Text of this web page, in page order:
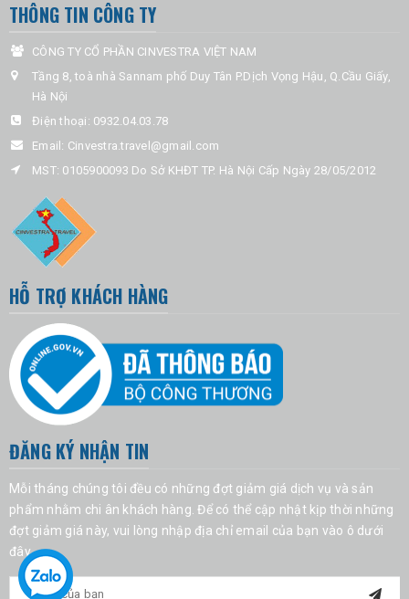
THÔNG TIN CÔNG TY
CÔNG TY CỔ PHẦN CINVESTRA VIỆT NAM
Tầng 8, toà nhà Sannam phố Duy Tân P.Dịch Vọng Hậu, Q.Cầu Giấy,
Hà Nội
Điện thoại: 0932.04.03.78
Email: Cinvestra.travel@gmail.com
MST: 0105900093 Do Sở KHĐT TP. Hà Nội Cấp Ngày 28/05/2012
HỖ TRỢ KHÁCH HÀNG
ĐĂNG KÝ NHẬN TIN
Mỗi tháng chúng tôi đều có những đợt giảm giá dịch vụ và sản
phẩm nhằm chi ân khách hàng. Để có thể cập nhật kịp thời những
đợt giảm giá này, vui lòng nhập địa chỉ email của bạn vào ô dưới
đây.